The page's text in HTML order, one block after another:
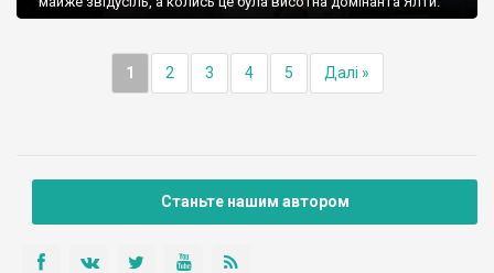
1 2 3 4 5 Далі »
Станьте нашим автором